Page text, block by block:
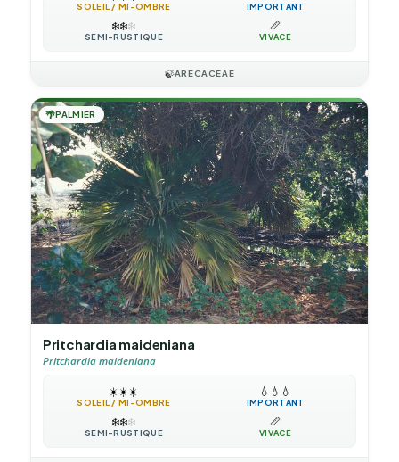
SOLEIL / MI-OMBRE IMPORTANT
❄️❄️❄️
SEMI-RUSTIQUE
📏
VIVACE
🍃ARECACEAE
🌴PALMIER
Pritchardia maideniana
Pritchardia maideniana
☀️☀️☀️
SOLEIL / MI-OMBRE
💧 💧 💧
IMPORTANT
❄️❄️❄️
SEMI-RUSTIQUE
📏
VIVACE